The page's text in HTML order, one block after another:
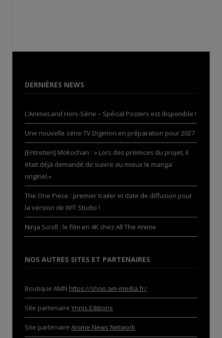
DERNIÈRES NEWS
L’AnimeLand Hors-Série – Spécial Posters est disponible !
Une nouvelle série TV Digimon en préparation pour 2027
[Entretien] Mokochan : « Lors des prémices du projet, il
était déjà demandé de suivre au mieux le manga
originel.»
The One Piece : premier trailer et date de diffusion pour
la version de WIT Studio !
Ninja Scroll : le film en 4K chez All The Anime
NOS AUTRES SITES ET PARTENAIRES
Boutique AMN https://shop.am-media.fr/
Site partenaire Ynnis Editions
Site partenaire Anime News Network